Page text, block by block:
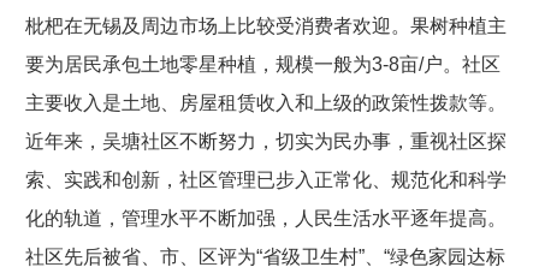
枇杷在无锡及周边市场上比较受消费者欢迎。果树种植主
要为居民承包土地零星种植，规模一般为3-8亩/户。社区
主要收入是土地、房屋租赁收入和上级的政策性拨款等。
近年来，吴塘社区不断努力，切实为民办事，重视社区探
索、实践和创新，社区管理已步入正常化、规范化和科学
化的轨道，管理水平不断加强，人民生活水平逐年提高。
社区先后被省、市、区评为“省级卫生村”、“绿色家园达标